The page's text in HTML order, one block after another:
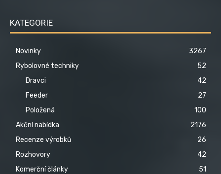
KATEGORIE
Novinky
3267
Rybolovné techniky
52
Dravci
42
Feeder
27
Položená
100
Akční nabídka
2176
Recenze výrobků
26
Rozhovory
42
Komerční články
51